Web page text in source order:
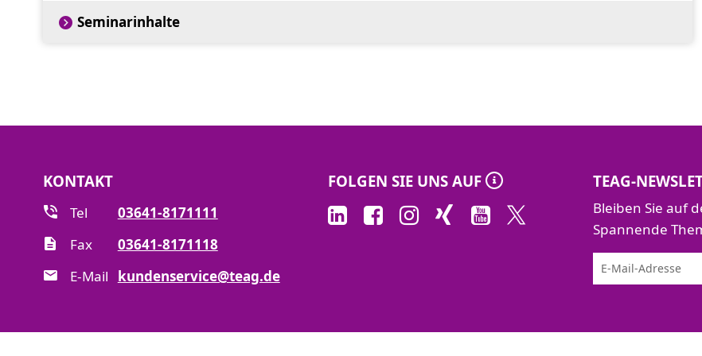
fachgerechte Installation unter Berücksichtigung geltender Normen und Vorschriften
Seminarinhalte
KONTAKT
Tel
03641-8171111
Fax
03641-8171118
E-Mail
kundenservice@teag.de
FOLGEN SIE UNS AUF TEAG-
Bleiben Sie auf
Spannende